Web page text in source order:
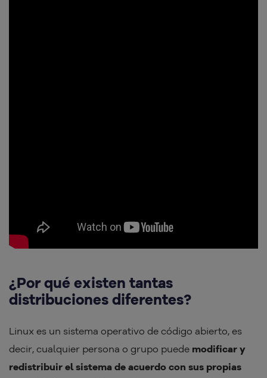
¿Por qué existen tantas
distribuciones diferentes?
Linux es un sistema operativo de código abierto, es
decir, cualquier persona o grupo puede modificar y
redistribuir el sistema de acuerdo con sus propias